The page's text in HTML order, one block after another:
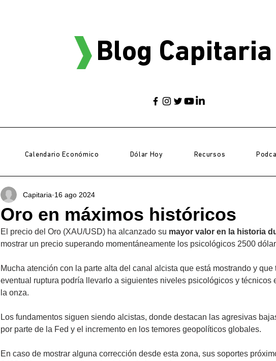
Blog Capitaria
Calendario Económico Dólar Hoy Recursos
Oro en máximos históricos
Capitaria 16 ago 2024
El precio del Oro (XAU/USD) ha alcanzado su mayor valor en la historia
mostrar un precio superando momentáneamente los psicológicos 2500
Mucha atención con la parte alta del canal alcista que está mostrando y que
eventual ruptura podría llevarlo a siguientes niveles psicológicos y técnicos
la onza.
Los fundamentos siguen siendo alcistas, donde destacan las agresivas
por parte de la Fed y el incremento en los temores geopolíticos globales.
En caso de mostrar alguna corrección desde esta zona, sus soportes